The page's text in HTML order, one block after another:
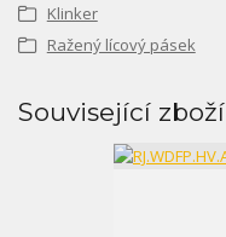
Klinker
Ražený lícový pásek
Související zboží